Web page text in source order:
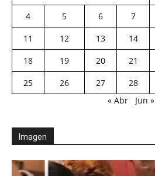
4
5 6 7
11
12 13 14
18
19 20 21
25
26 27 28
« Abr
Jun »
Imagen